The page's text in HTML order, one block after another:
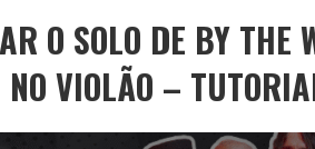
O SOLO DE BY
VIOLÃO –